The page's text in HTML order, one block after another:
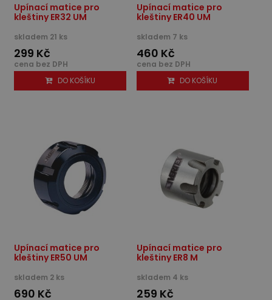
Upínací matice pro
kleštiny ER32 UM
skladem 21 ks
299 Kč
cena bez DPH
DO KOŠÍKU
Upínací matice pro
kleštiny ER40 UM
skladem 7 ks
460 Kč
cena bez DPH
DO KOŠÍKU
Upínací matice pro
kleštiny ER50 UM
skladem 2 ks
690 Kč
Upínací matice pro
kleštiny ER8 M
skladem 4 ks
259 Kč